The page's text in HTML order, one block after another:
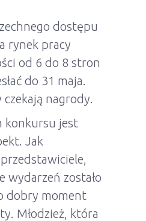
dostępu
rynek pracy
od 6 do 8 stron
do 31 maja.
czekają nagrody.
konkursu jest
Jak
wydarzeń zostało
dobry moment
Młodzież, która